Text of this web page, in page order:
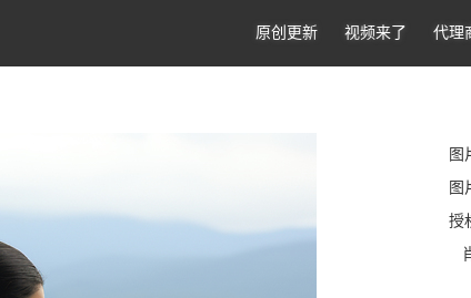
原创更新 视频来了 代理
图
图
授